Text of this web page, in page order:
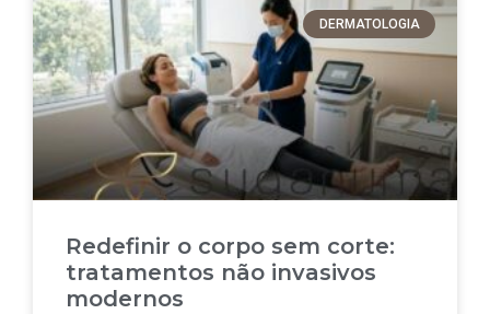
DERMATOLOGIA
Redefinir o corpo sem corte:
tratamentos não invasivos
modernos